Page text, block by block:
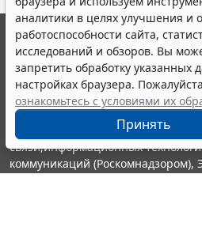
аналитики в целях улучшения и
работоспособности сайта,
исследований и обзоров. Вы
запретить обработку указанных
настройках браузера.
ознакомьтесь с условиями их
Принять
© ООО "НПП "ГАРАНТ-СЕРВИС",
выпускается с 1990 года.
являются участниками
информации ГАРАНТ.
Портал ГАРАНТ.РУ
издания Федеральной службой
связи,информационных
коммуникаций